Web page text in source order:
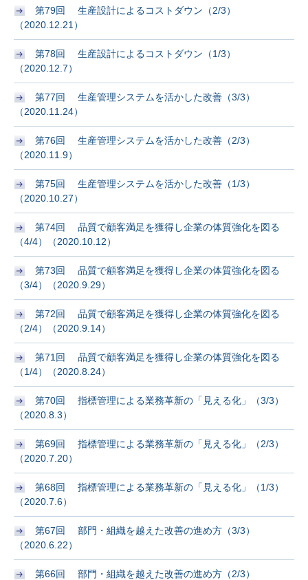
第79回 生産設計によるコストダウン（2/3）
（2020.12.21）
第78回 生産設計によるコストダウン（1/3）
（2020.12.7）
第77回 生産管理システムを活かした改善（3/3）
（2020.11.24）
第76回 生産管理システムを活かした改善（2/3）
（2020.11.9）
第75回 生産管理システムを活かした改善（1/3）
（2020.10.27）
第74回 品質で顧客満足を獲得し企業の体質強化を図る
（4/4）（2020.10.12）
第73回 品質で顧客満足を獲得し企業の体質強化を図る
（3/4）（2020.9.29）
第72回 品質で顧客満足を獲得し企業の体質強化を図る
（2/4）（2020.9.14）
第71回 品質で顧客満足を獲得し企業の体質強化を図る
（1/4）（2020.8.24）
第70回 指標管理による業務革新の「見える化」（3/3）
（2020.8.3）
第69回 指標管理による業務革新の「見える化」（2/3）
（2020.7.20）
第68回 指標管理による業務革新の「見える化」（1/3）
（2020.7.6）
第67回 部門・組織を越えた改善の進め方（3/3）
（2020.6.22）
第66回 部門・組織を越えた改善の進め方（2/3）